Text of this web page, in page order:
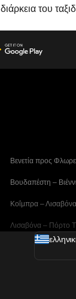
διάρκεια του
Βενετία προς
Βουδαπέστη –
Κοΐμπρα –
Λισαβόνα – Πόρτο
Μαδρίτη προς
Στοκχόλμη προς